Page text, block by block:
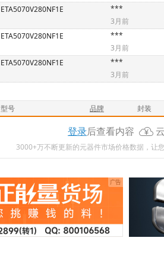
ETA5070V280NF1E
***
3月前
ETA5070V280NF1E
***
3月前
ETA5070V280NF1E
***
3月前
型号 品牌 封装
登录后查看内容
3000+万不断更新的元器件市场价格数据，让